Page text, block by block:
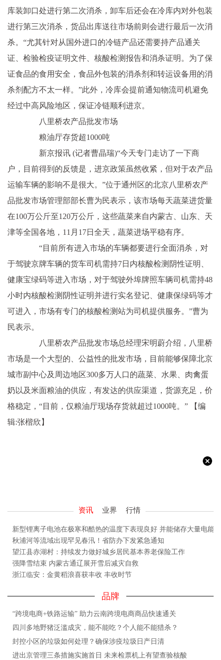
库装卸口处进行第二次消杀，卸车后还会在冷库内对外包装
进行第三次消杀，货品出库送往市场前则会进行最后一次消
杀。“尤其针对从国外进口的冷链产品还需要持产品通关
证、检验检疫证明文件、核酸检测报告和消杀证明。为了保
证食品的食用安全，食品外包装的消杀剂和转运设备用的消
杀剂配方不太一样。”此外，冷库会提前通知物流司机避免
经过中高风险地区，保证冷链顺利进京。
八里桥农产品批发市场
粮油厅存货超1000吨
新京报讯 (记者曹晶瑞)“今天专门走访了一下商
户，目前得到的反馈是，进京政策虽然收紧，但对于农产品
运输车辆的影响不是很大。”位于通州区的北京八里桥农产
品批发市场管理部部长曹为民表示，该市场每天蔬菜进货量
在100万公斤至120万公斤，这些蔬菜来自内蒙古、山东、天
津等全国各地，11月17日全天，蔬菜进场平稳有序。
“目前所有进入市场的车辆都要进行全面消杀，对
于驾驶京牌车辆的货车司机需持7日内核酸检测阴性证明、
健康宝绿码等进入市场，对于驾驶外埠牌照车辆司机需持48
小时内核酸检测阴性证明并进行实名登记、健康保绿码等才
可进入，市场有专门的核酸检测站为司机提供服务。”曹为
民表示。
八里桥农产品批发市场总经理宋明蔚介绍，八里桥
市场是一个大型的、公益性的批发市场，目前能够保障北京
城市副中心及周边地区300多万人口的蔬菜、水果、肉禽蛋
奶以及米面粮油的供应，有发达的供应渠道，货源充足，价
格稳定，“目前，仅粮油厅现场存货就超过1000吨。”
【编
辑:张楷欣】
资讯 业界 行情
新型锂离子电池在极寒和酷热的温度下表现良好 并能储存大量电能
秋浦河等流域出现罕见春汛！省防办下发紧急通知
望江县赤湖村：持续发力做好城乡居民基本养老保险工作
强降雪结束 内蒙古通辽展开雪后减灾自救
浙江临安：金黄稻浪喜获丰收 丰收时节
品牌
“跨境电商+铁路运输” 助力云南跨境电商商品快速通关
四川多地野猪泛滥成灾，能不能吃？个人能不能猎杀？
封控小区的垃圾如何处理？确保涉疫垃圾日产日清
进出京管理三条措施实施首日 未来检票机上有望查验核酸